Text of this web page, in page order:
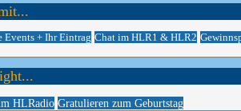
Events + Ihr Eintrag Chat im HLR1 & HLR2
HLRadio Gratulieren zum Geburtstag